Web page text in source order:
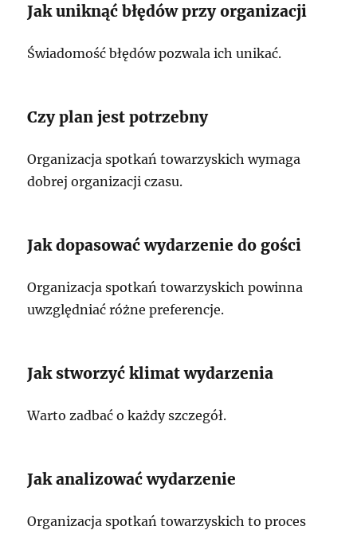
Jak uniknąć błędów przy organizacji
Świadomość błędów pozwala ich unikać.
Czy plan jest potrzebny
Organizacja spotkań towarzyskich wymaga
dobrej organizacji czasu.
Jak dopasować wydarzenie do gości
Organizacja spotkań towarzyskich powinna
uwzględniać różne preferencje.
Jak stworzyć klimat wydarzenia
Warto zadbać o każdy szczegół.
Jak analizować wydarzenie
Organizacja spotkań towarzyskich to proces